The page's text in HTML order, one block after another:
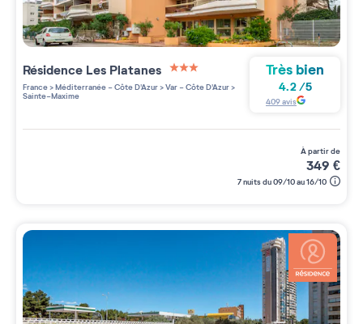
Résidence Les Platanes
3 étoiles sur 5
France>Méditerranée - Côte D'Azur>Var - Côte D'Azur>
Sainte-Maxime
Très bien
4.2/5
409avis
à partir de
349 €
7 nuits du 09/10 au 16/10